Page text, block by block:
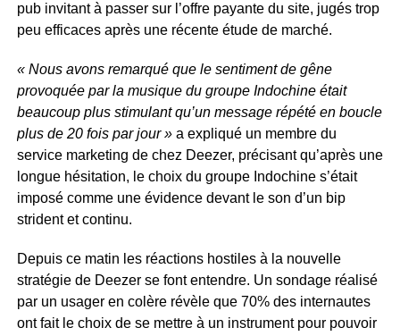
pub invitant à passer sur l’offre payante du site, jugés trop
peu efficaces après une récente étude de marché.
« Nous avons remarqué que le sentiment de gêne
provoquée par la musique du groupe Indochine était
beaucoup plus stimulant qu’un message répété en boucle
plus de 20 fois par jour »a expliqué un membre du
service marketing de chez Deezer, précisant qu’après une
longue hésitation, le choix du groupe Indochine s’était
imposé comme une évidence devant le son d’un bip
strident et continu.
Depuis ce matin les réactions hostiles à la nouvelle
stratégie de Deezer se font entendre. Un sondage réalisé
par un usager en colère révèle que 70% des internautes
ont fait le choix de se mettre à un instrument pour pouvoir